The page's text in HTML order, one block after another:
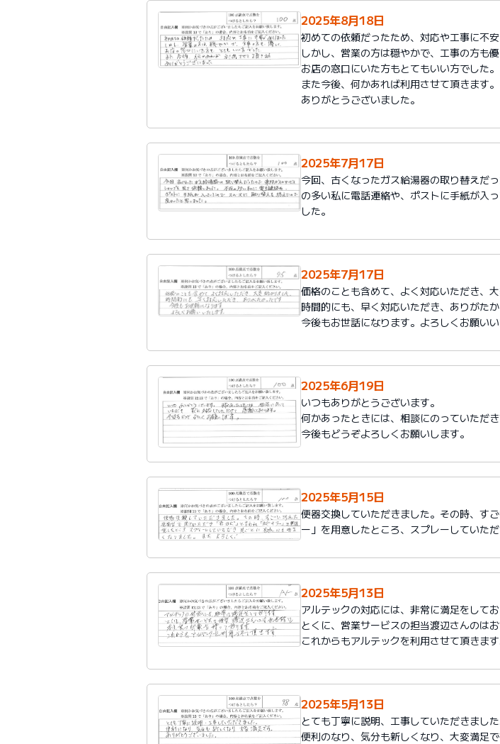
2025年8月18日
初めての依頼だったため、対応や工事に不安
しかし、営業の方は穏やかで、工事の方も優
お店の窓口にいた方もとてもいい方でした。
また今後、何かあれば利用させて頂きます。
ありがとうございました。
2025年7月17日
今回、古くなったガス給湯器の取り替えだ
の多い私に電話連絡や、ポストに手紙が入
した。
2025年7月17日
価格のことも含めて、よく対応いただき、大
時間的にも、早く対応いただき、ありがたか
今後もお世話になります。よろしくお願いい
2025年6月19日
いつもありがとうございます。
何かあったときには、相談にのっていただ
今後もどうぞよろしくお願いします。
2025年5月15日
便器交換していただきました。その時、す
ー」を用意したところ、スプレーしていた
2025年5月13日
アルテックの対応には、非常に満足をしてお
とくに、営業サービスの担当渡辺さんのは
これからもアルテックを利用させて頂きます
2025年5月13日
とても丁寧に説明、工事していただきました
便利のなり、気分も新しくなり、大変満足で